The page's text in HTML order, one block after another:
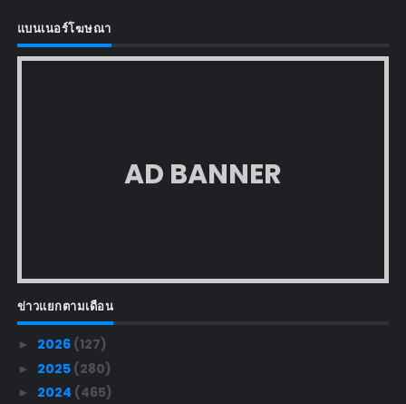
แบนเนอร์โฆษณา
AD BANNER
ข่าวแยกตามเดือน
► 2026 (127)
► 2025 (280)
► 2024 (465)